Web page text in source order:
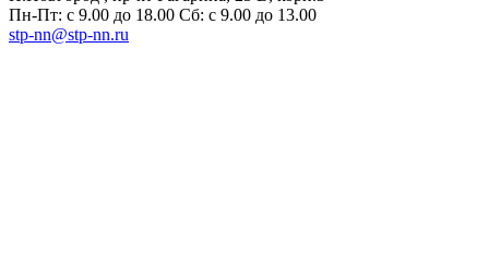
Пн-Пт: с 9.00 до 18.00 Сб: с 9.00 до 13.00
stp-nn@stp-nn.ru